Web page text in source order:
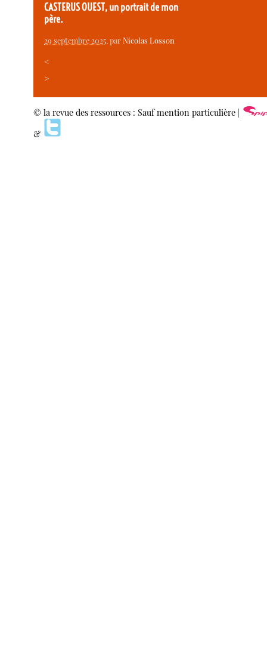
CASTERUS OUEST, un portrait de mon
père.
29 septembre 2025, parNicolas Losson
<
>
© la revue des ressources : Sauf mention particulière |
&